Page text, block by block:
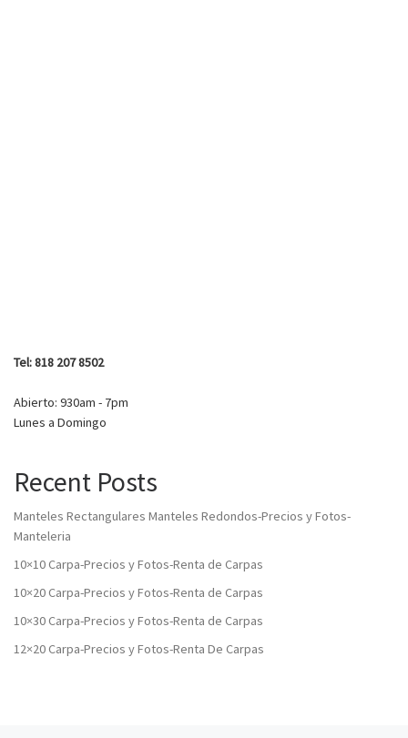
Tel: 818 207 8502
Abierto: 930am - 7pm
Lunes a Domingo
Recent Posts
Manteles Rectangulares Manteles Redondos-Precios y Fotos-
Manteleria
10×10 Carpa-Precios y Fotos-Renta de Carpas
10×20 Carpa-Precios y Fotos-Renta de Carpas
10×30 Carpa-Precios y Fotos-Renta de Carpas
12×20 Carpa-Precios y Fotos-Renta De Carpas